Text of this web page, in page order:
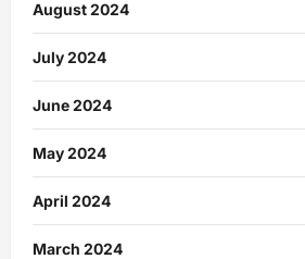
August 2024
July 2024
June 2024
May 2024
April 2024
March 2024